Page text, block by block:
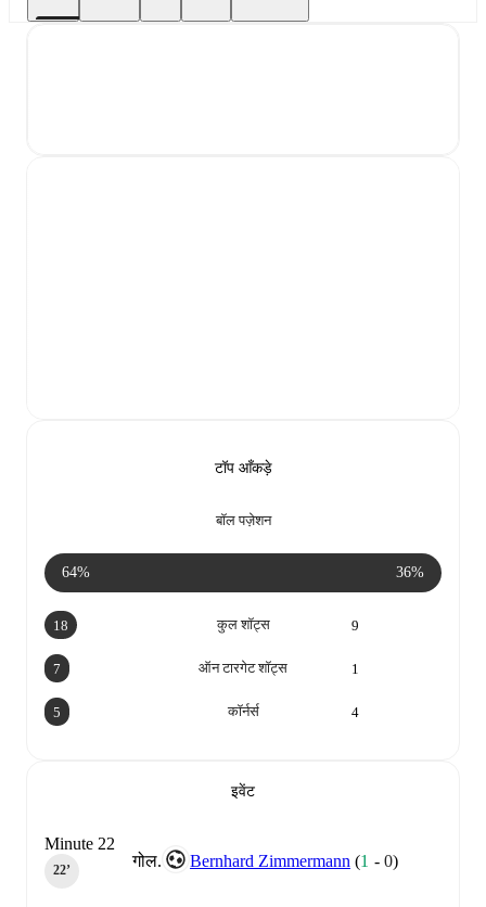
टॉप आँकड़े
बॉल पज़ेशन
64% 36%
कुल शॉट्स
18 9
ऑन टारगेट शॉट्स
7 1
कॉर्नर्स
5 4
इवेंट
गोल. Bernhard Zimmermann (1 -0)
Minute 22
22‎’‎